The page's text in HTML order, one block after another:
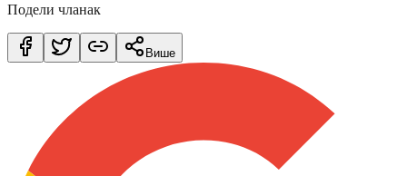
Подели чланак
Више